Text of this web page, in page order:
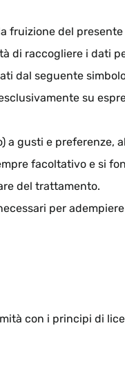
fruizione del presente
di raccogliere i dati
dal seguente simbolo
su
gusti e preferenze,
facoltativo e si
del trattamento.
per
con i principi di